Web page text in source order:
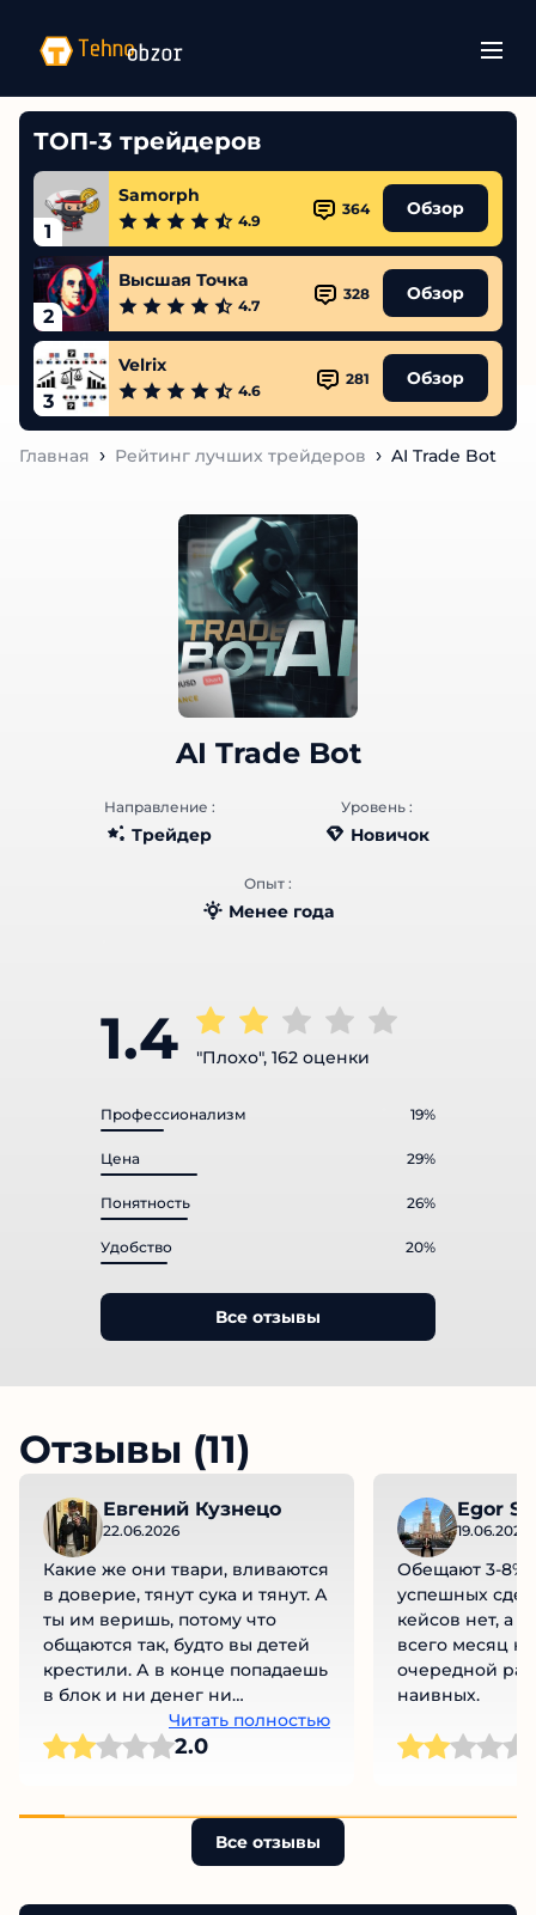
ТОП-3 трейдеров
1
Samorph
4.9
364 Обзор
2
Высшая Точка
4.7
328 Обзор
3
Velrix
4.6
281 Обзор
Главная Рейтинг лучших трейдеров AI Trade Bot
AI Trade Bot
Направление :
Трейдер
Уровень :
Новичок
Опыт :
Менее года
1.4 "Плохо", 162 оценки
Профессионализм 19%
Цена 29%
Понятность 26%
Удобство 20%
Все отзывы
Отзывы (11)
Евгений Кузнецо
22.06.2026
Какие же они твари, вливаются
в доверие, тянут сука и тянут. А
ты им веришь, потому что
общаются так, будто вы детей
крестили. А в конце попадаешь
в блок и ни денег ни
вымышленного кума нет. Я
прям разочарован.
Читать полностью
2.0
Egor
19.06.2026
Обещают 3-8%
успешных
кейсов нет, а
всего месяц
очередной
наивных.
Все отзывы